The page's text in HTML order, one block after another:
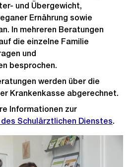
und Übergewicht,
Ernährung sowie
In mehreren Beratungen
die einzelne Familie
und
besprochen.
werden über die
Krankenkasse abgerechnet.
Informationen zur
Schulärztlichen Dienstes.